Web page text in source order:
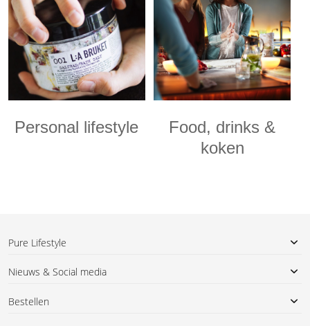
Personal lifestyle
Food, drinks &
koken
Pure Lifestyle
Nieuws & Social media
Bestellen